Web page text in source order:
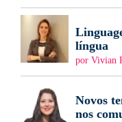
língua
por Vivian
Novos
nos